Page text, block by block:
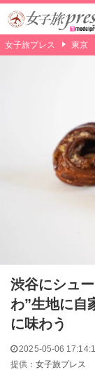
女子旅プレス 東京
渋谷にシュ
わ”生地に自
に味わう
2025-05-06
提供：女子旅プレス